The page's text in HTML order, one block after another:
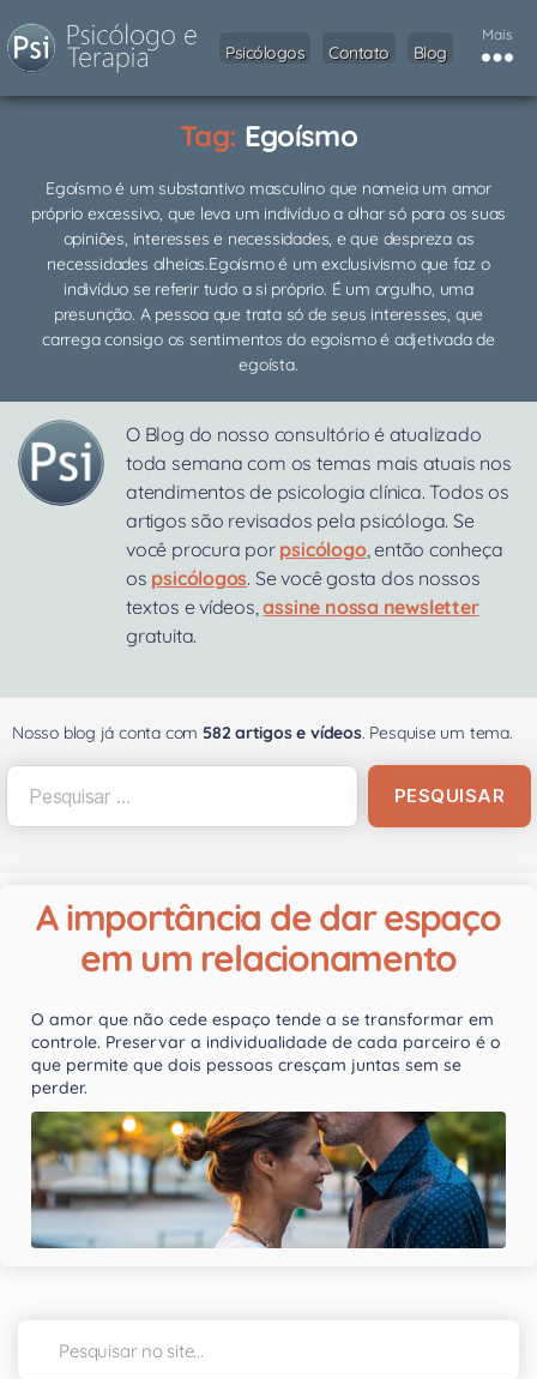
Psicólogos Contato Blog
Mais
Tag: Egoísmo
Egoísmo é um substantivo masculino que nomeia um amor
próprio excessivo, que leva um indivíduo a olhar só para os suas
opiniões, interesses e necessidades, e que despreza as
necessidades alheias.Egoísmo é um exclusivismo que faz o
indivíduo se referir tudo a si próprio. É um orgulho, uma
presunção. A pessoa que trata só de seus interesses, que
carrega consigo os sentimentos do egoísmo é adjetivada de
egoísta.
O Blog do nosso consultório é atualizado
toda semana com os temas mais atuais nos
atendimentos de psicologia clínica. Todos os
artigos são revisados pela psicóloga. Se
você procura por psicólogo, então conheça
os psicólogos. Se você gosta dos nossos
textos e vídeos,assine nossa newsletter
gratuita.
Nosso blog já conta com 582 artigos e vídeos. Pesquise um tema.
A importância de dar espaço
em um relacionamento
O amor que não cede espaço tende a se transformar em
controle. Preservar a individualidade de cada parceiro é o
que permite que dois pessoas cresçam juntas sem se
perder.